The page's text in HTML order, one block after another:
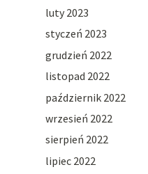
luty 2023
styczeń 2023
grudzień 2022
listopad 2022
październik 2022
wrzesień 2022
sierpień 2022
lipiec 2022